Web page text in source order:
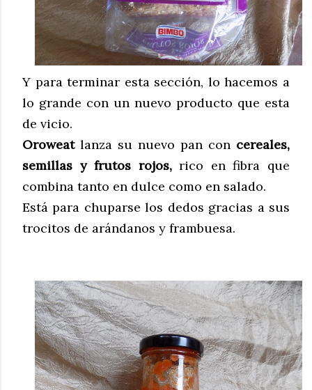
Y para terminar esta sección, lo hacemos a
lo grande con un nuevo producto que esta
de vicio.
Oroweatlanza su nuevo pan con cereales,
semillas y frutos rojos,rico en fibra que
combina tanto en dulce como en salado.
Está para chuparse los dedos gracias a sus
trocitos de arándanos y frambuesa.